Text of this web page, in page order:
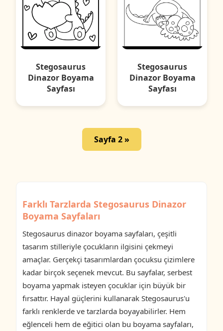
Stegosaurus
Dinazor Boyama
Sayfası
Stegosaurus
Dinazor Boyama
Sayfası
Sayfa 2 »
Farklı Tarzlarda Stegosaurus Dinazor
Boyama Sayfaları
Stegosaurus dinazor boyama sayfaları, çeşitli
tasarım stilleriyle çocukların ilgisini çekmeyi
amaçlar. Gerçekçi tasarımlardan çocuksu çizimlere
kadar birçok seçenek mevcut. Bu sayfalar, serbest
boyama yapmak isteyen çocuklar için büyük bir
fırsattır. Hayal güçlerini kullanarak Stegosaurus'u
farklı renklerde ve tarzlarda boyayabilirler. Hem
eğlenceli hem de eğitici olan bu boyama sayfaları,